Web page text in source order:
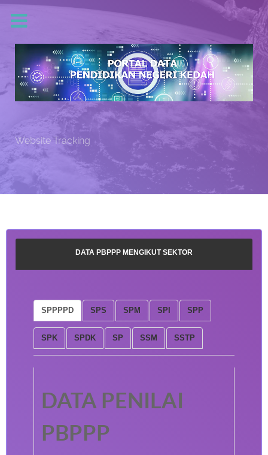
Website Tracking
DATA PBPPP MENGIKUT SEKTOR
SPPPPD SPS SPM SPI SPP
SPK SPDK SP SSM SSTP
DATA PENILAI
PBPPP